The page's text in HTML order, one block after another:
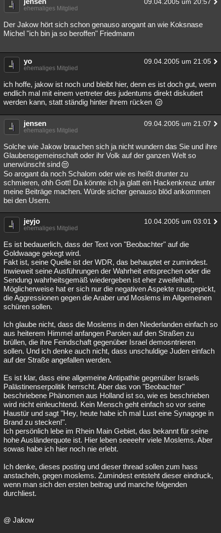
09.04.2005 um 20:57
ehemaliges Mitglied
Der Jakow hört sich schon genauso arogant an wie Koksnase
Michel "ich bin ja so beroffen" Friedmann
yo 09.04.2005 um 21:05
ehemaliges Mitglied
ich hoffe, jakow ist noch und bleibt hier, denn es ist doch gut, wenn
endlich mal mit einem vertreter des judentums direkt diskutiert
werden kann, statt ständig hinter ihrem rücken
jensen 09.04.2005 um 21:07
ehemaliges Mitglied
Solche wie Jakow brauchen sich ja nicht wundern das Sie und ihre
Glaubensgemeinschaft oder ihr Volk auf der ganzen Welt so
unerwünscht sind
So arogant da noch Schalom oder wie es heißt drunter zu
schmieren, ohh Gott! Da könnte ich ja glatt ein Hackenkreuz unter
meine Beiträge machen. Würde sicher genauso blöd ankommen
bei den Usern.
jeyjo 10.04.2005 um 03:01
ehemaliges Mitglied
Es ist bedauerlich, dass der Text von "Beobachter" auf die
Goldwaage gekegt wird.
Fakt ist, seine Quelle ist der WDR, das behauptet er zumindest.
Inwieweit seine Ausführungen der Wahrheit entsprechen oder die
Sendung wahrheitsgemäß wiedergeben ist eher zweifelhaft.
Möglicherweise hat er sich nur die negativen Aspekte rausgepickt,
die Aggressionen gegen die Araber und Moslems im Allgemeinen
schüren sollen.
Ich glaube nicht, dass die Moslems in den Niederlanden einfach so
aus heiterem Himmel anfangen Parolen auf den Straßen zu
brüllen, die ihre Feindschaft gegenüber Israel demosntrieren
sollen. Und ich denke auch nicht, dass unschuldige Juden einfach
auf der Straße angefallen werden.
Es ist klar, dass eine allgemeine Antipathie gegenüber Israels
Palästinenserpolitik herrscht. Aber das von "Beobachter"
beschriebene Phänomen aus Holland ist so, wie es beschrieben
wird nicht einleuchtend. Kein Mensch geht einfach so vor seine
Haustür und sagt "Hey, heute habe ich mal Lust eine Synagoge in
Brand zu stecken!".
Ich persönlich lebe im Rhein Main Gebiet, das bekannt für seine
hohe Ausländerquote ist. Hier leben seeeehr viele Moslems. Aber
sowas habe ich hier noch nie erlebt.
Ich denke, dieses posting und dieser thread sollen zum hass
anstacheln, gegen moslems. Zumindest entsteht dieser eindruck,
wenn man sich den ersten beitrag und manche folgenden
durchliest.
@ Jakow